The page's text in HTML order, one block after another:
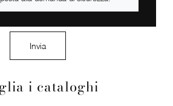
i cataloghi
Invia